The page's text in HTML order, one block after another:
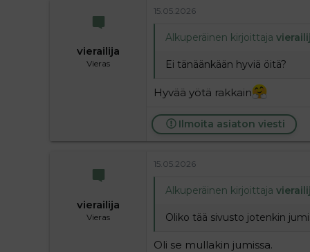
vierailija
Vieras
15.05.2026
Alkuperäinen kirjoittaja
Ei tänäänkään hyviä öitä?
Hyvää yötä rakkain
Ilmoita asiaton viesti
vierailija
Vieras
15.05.2026
Alkuperäinen kirjoittaja
Oliko tää sivusto jotenkin
Oli se mullakin jumissa.